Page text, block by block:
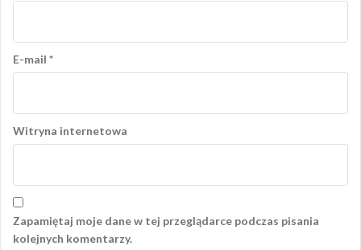
E-mail *
Witryna internetowa
Zapamiętaj moje dane w tej przeglądarce podczas pisania
kolejnych komentarzy.